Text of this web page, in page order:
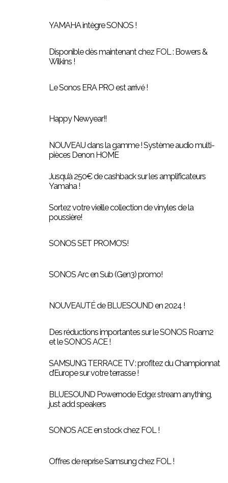
YAMAHA intègre SONOS !
Disponible dès maintenant chez FOL : Bowers &
Wilkins !
Le Sonos ERA PRO est arrivé !
Happy Newyear!!
NOUVEAU dans la gamme ! Système audio multi-
pièces Denon HOME
Jusqu’à 250€ de cashback sur les amplificateurs
Yamaha !
Sortez votre vieille collection de vinyles de la
poussière!
SONOS SET PROMO’S!
SONOS Arc en Sub (Gen3) promo!
NOUVEAUTÉ de BLUESOUND en 2024 !
Des réductions importantes sur le SONOS Roam2
et le SONOS ACE !
SAMSUNG TERRACE TV : profitez du Championnat
d’Europe sur votre terrasse !
BLUESOUND Powernode Edge: stream anything,
just add speakers
SONOS ACE en stock chez FOL !
Offres de reprise Samsung chez FOL !